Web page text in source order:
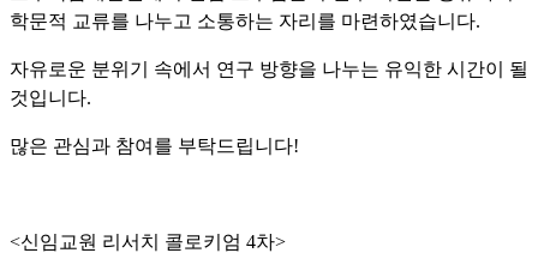
학문적 교류를 나누고 소통하는 자리를 마련하였습니다.
자유로운 분위기 속에서 연구 방향을 나누는 유익한 시간이 될
것입니다.
많은 관심과 참여를 부탁드립니다!
<신임교원 리서치 콜로키엄 4차>